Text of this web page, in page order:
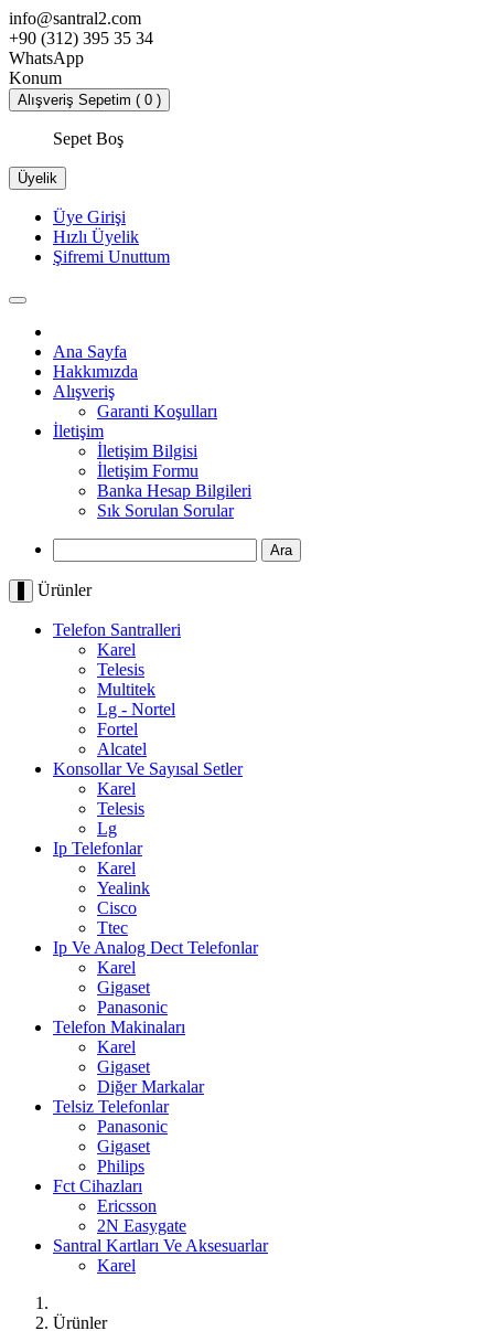
info@santral2.com
+90 (312) 395 35 34
WhatsApp
Konum
Alışveriş Sepetim ( 0 )
Sepet Boş
Üyelik
Üye Girişi
Hızlı Üyelik
Şifremi Unuttum
Ana Sayfa
Hakkımızda
Alışveriş
Garanti Koşulları
İletişim
İletişim Bilgisi
İletişim Formu
Banka Hesap Bilgileri
Sık Sorulan Sorular
Ürünler
Telefon Santralleri
Karel
Telesis
Multitek
Lg - Nortel
Fortel
Alcatel
Konsollar Ve Sayısal Setler
Karel
Telesis
Lg
Ip Telefonlar
Karel
Yealink
Cisco
Ttec
Ip Ve Analog Dect Telefonlar
Karel
Gigaset
Panasonic
Telefon Makinaları
Karel
Gigaset
Diğer Markalar
Telsiz Telefonlar
Panasonic
Gigaset
Philips
Fct Cihazları
Ericsson
2N Easygate
Santral Kartları Ve Aksesuarlar
Karel
Ürünler